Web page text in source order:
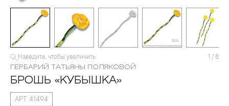
Наведите, чтобы увеличить 1 / 8
ГЕРБАРИЙ ТАТЬЯНЫ ПОЛЯКОВОЙ
БРОШЬ «КУБЫШКА»
АРТ. 41494